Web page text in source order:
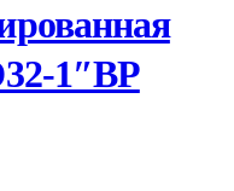
1″ВР